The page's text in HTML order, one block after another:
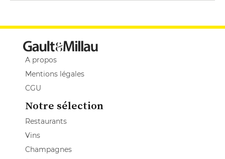
A propos
Mentions légales
CGU
Notre sélection
Restaurants
Vins
Champagnes